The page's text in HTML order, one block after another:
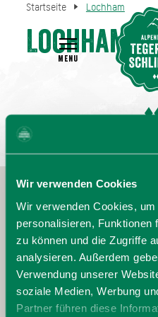
Wir verwenden Cookies
Wir verwenden Cookies,
personalisieren, Funktionen
zu können und die Zugriffe
analysieren. Außerdem
Verwendung unserer
soziale Medien, Werbung
Partner führen diese
Startseite Lochham
Lochham
MENU